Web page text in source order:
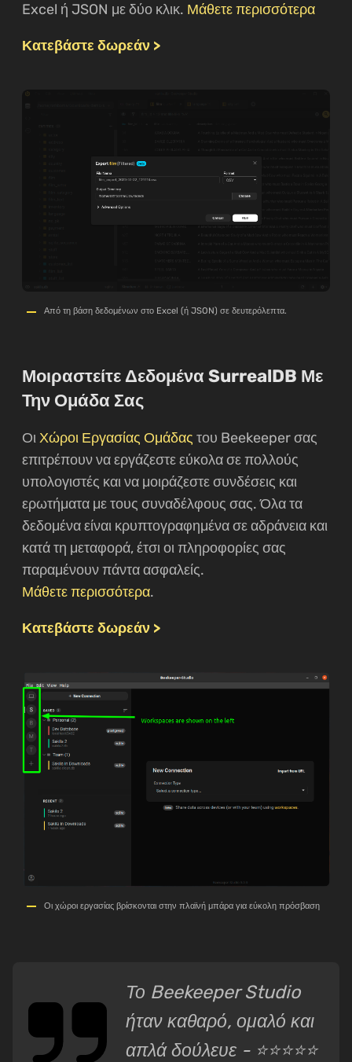
Excel ή JSON με δύο κλικ. Μάθετε περισσότερα
Κατεβάστε δωρεάν >
Από τη βάση δεδομένων στο Excel (ή JSON) σε δευτερόλεπτα.
Μοιραστείτε Δεδομένα SurrealDB Με
Την Ομάδα Σας
ΟιΧώροι Εργασίας Ομάδας του Beekeeper σας
επιτρέπουν να εργάζεστε εύκολα σε πολλούς
υπολογιστές και να μοιράζεστε συνδέσεις και
ερωτήματα με τους συναδέλφους σας. Όλα τα
δεδομένα είναι κρυπτογραφημένα σε αδράνεια και
κατά τη μεταφορά, έτσι οι πληροφορίες σας
παραμένουν πάντα ασφαλείς.
Μάθετε περισσότερα.
Κατεβάστε δωρεάν >
Οι χώροι εργασίας βρίσκονται στην πλαϊνή μπάρα για εύκολη πρόσβαση
Το Beekeeper Studio
ήταν καθαρό, ομαλό και
απλά δούλευε - ⭐⭐⭐⭐⭐